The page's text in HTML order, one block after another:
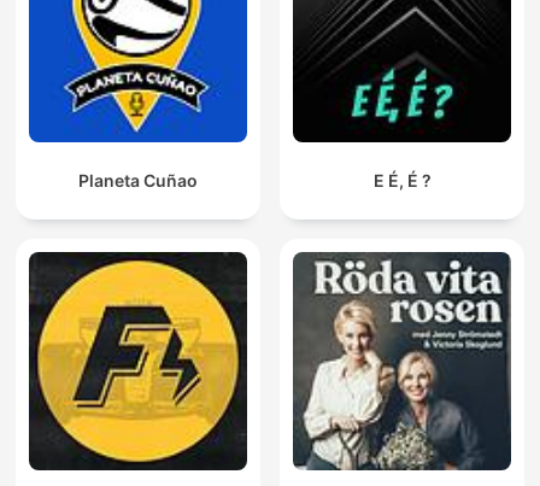
Planeta Cuñao E É, É ?